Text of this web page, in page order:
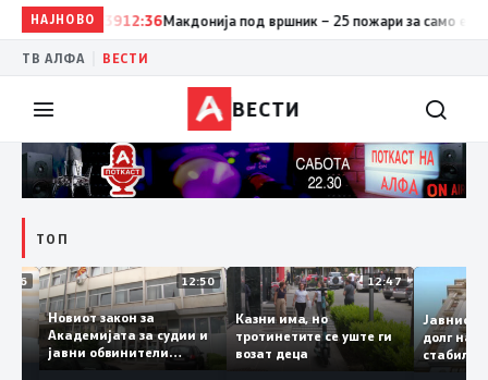
НАЈНОВО
12:3912:36Макдонија под вршник – 25 пожари за само едно
ТВ АЛФА ВЕСТИ
ВЕСТИ
ТОП
18:06 12:50
Новиот закон за
Академијата за судии и
јавни обвинители
наскоро во Собранието
12:47
Казни има, но
тротинетите се уште ги
возат деца
долг